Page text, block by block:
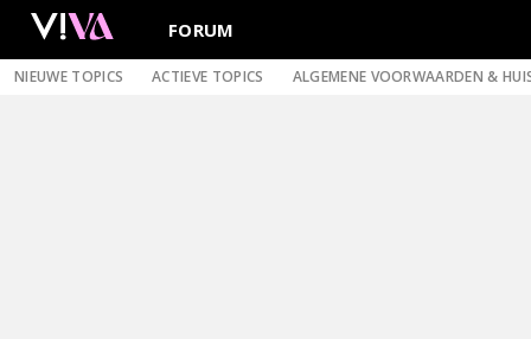
FORUM
NIEUWE TOPICS ACTIEVE TOPICS ALGEMENE VOORWAARDEN &